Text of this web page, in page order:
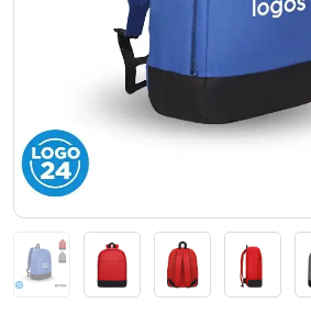
Catálogos
Sé partner